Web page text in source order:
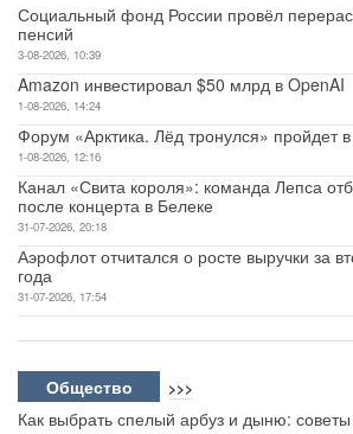
Социальный фонд России провёл
пенсий
3-08-2026, 10:39
Amazon инвестировал $50 млрд в OpenAI
1-08-2026, 14:24
Форум «Арктика. Лёд тронулся» пройдет
1-08-2026, 12:16
Канал «Свита короля»: команда Лепса
после концерта в Белеке
31-07-2026, 20:18
Аэрофлот отчитался о росте выручки за
года
31-07-2026, 17:54
Общество >>>
Как выбрать спелый арбуз и дыню: советы